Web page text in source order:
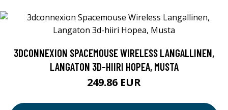
3DCONNEXION SPACEMOUSE WIRELESS LANGALLINEN,
LANGATON 3D-HIIRI HOPEA, MUSTA
249.86 EUR